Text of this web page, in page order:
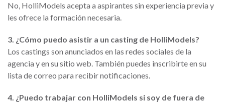
No, HolliModels acepta a aspirantes sin experiencia previa y
les ofrece la formación necesaria.
3. ¿Cómo puedo asistir a un casting de HolliModels?
Los castings son anunciados en las redes sociales de la
agencia y en su sitio web. También puedes inscribirte en su
lista de correo para recibir notificaciones.
4. ¿Puedo trabajar con HolliModels si soy de fuera de